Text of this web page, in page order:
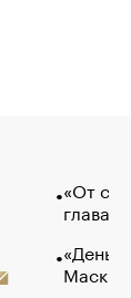
«От
глава
Маск в